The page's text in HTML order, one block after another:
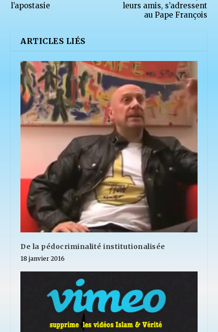
l’apostasie
leurs amis, s’adressent
au Pape François
ARTICLES LIÉS
De la pédocriminalité institutionalisée
18 janvier 2016